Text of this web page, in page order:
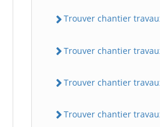
Trouver chantier travaux
Trouver chantier
Trouver chantier
Trouver chantier